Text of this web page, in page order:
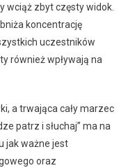
wciąż zbyt częsty widok.
koncentrację
uczestników
również wpływają na
a trwająca cały marzec
patrz i słuchaj” ma na
jak ważne jest
oraz